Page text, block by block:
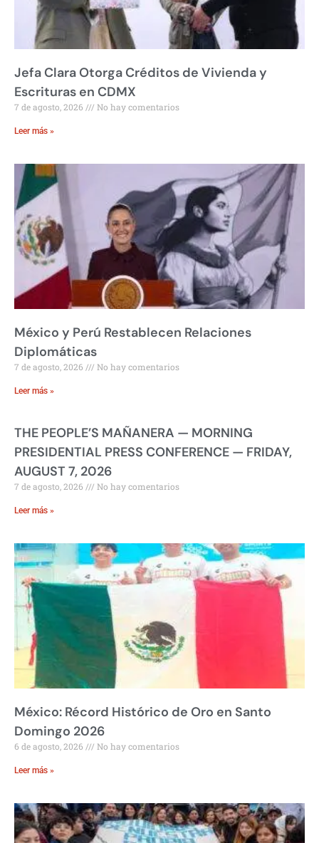
Jefa Clara Otorga Créditos de Vivienda y
Escrituras en CDMX
7 de agosto, 2026 No hay comentarios
Leer más »
México y Perú Restablecen Relaciones
Diplomáticas
7 de agosto, 2026 No hay comentarios
Leer más »
THE PEOPLE’S MAÑANERA — MORNING
PRESIDENTIAL PRESS CONFERENCE — FRIDAY,
AUGUST 7, 2026
7 de agosto, 2026 No hay comentarios
Leer más »
México: Récord Histórico de Oro en Santo
Domingo 2026
6 de agosto, 2026 No hay comentarios
Leer más »